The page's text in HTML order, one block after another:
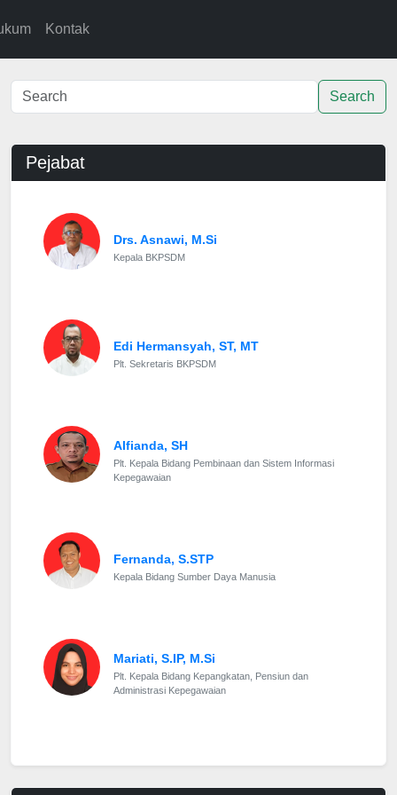
Kontak
Search
Pejabat
Drs. Asnawi, M.Si
Kepala BKPSDM
Edi Hermansyah, ST, MT
Plt. Sekretaris BKPSDM
Alfianda, SH
Plt. Kepala Bidang Pembinaan dan Sistem Informasi
Kepegawaian
Fernanda, S.STP
Kepala Bidang Sumber Daya Manusia
Mariati, S.IP, M.Si
Plt. Kepala Bidang Kepangkatan, Pensiun dan
Administrasi Kepegawaian